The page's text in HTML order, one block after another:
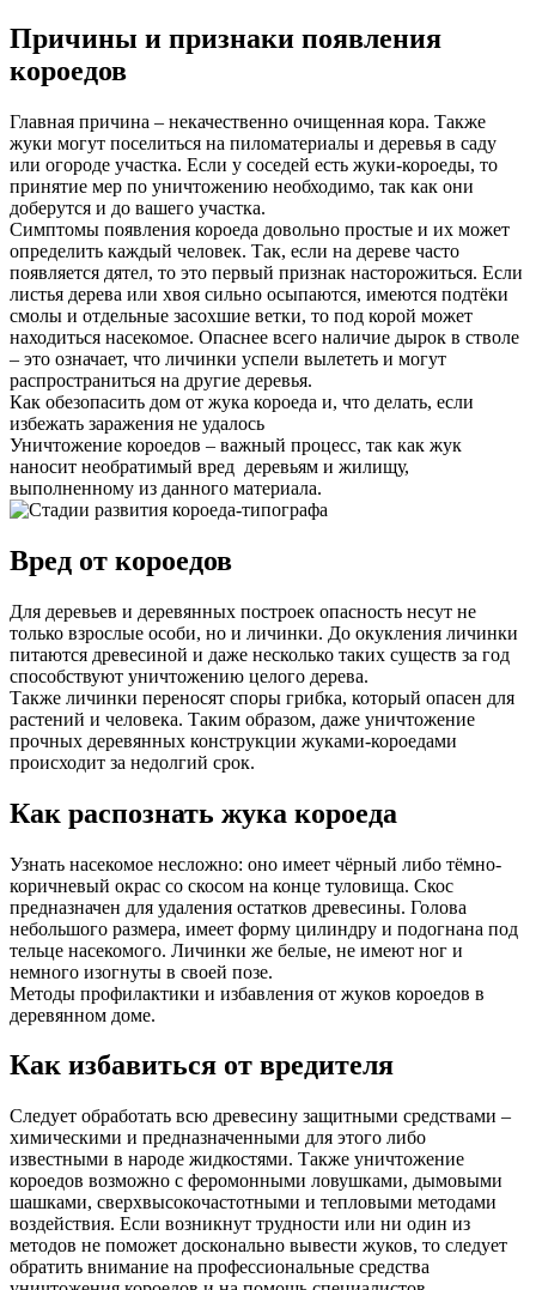
Причины и признаки появления
короедов
Главная причина – некачественно очищенная кора. Также
жуки могут поселиться на пиломатериалы и деревья в саду
или огороде участка. Если у соседей есть жуки-короеды, то
принятие мер по уничтожению необходимо, так как они
доберутся и до вашего участка.
Симптомы появления короеда довольно простые и их может
определить каждый человек. Так, если на дереве часто
появляется дятел, то это первый признак насторожиться. Если
листья дерева или хвоя сильно осыпаются, имеются подтёки
смолы и отдельные засохшие ветки, то под корой может
находиться насекомое. Опаснее всего наличие дырок в стволе
– это означает, что личинки успели вылететь и могут
распространиться на другие деревья.
Как обезопасить дом от жука короеда и, что делать, если
избежать заражения не удалось
Уничтожение короедов – важный процесс, так как жук
наносит необратимый вред деревьям и жилищу,
выполненному из данного материала.
Вред от короедов
Для деревьев и деревянных построек опасность несут не
только взрослые особи, но и личинки. До окукления личинки
питаются древесиной и даже несколько таких существ за год
способствуют уничтожению целого дерева.
Также личинки переносят споры грибка, который опасен для
растений и человека. Таким образом, даже уничтожение
прочных деревянных конструкции жуками-короедами
происходит за недолгий срок.
Как распознать жука короеда
Узнать насекомое несложно: оно имеет чёрный либо тёмно-
коричневый окрас со скосом на конце туловища. Скос
предназначен для удаления остатков древесины. Голова
небольшого размера, имеет форму цилиндру и подогнана под
тельце насекомого. Личинки же белые, не имеют ног и
немного изогнуты в своей позе.
Методы профилактики и избавления от жуков короедов в
деревянном доме.
Как избавиться от вредителя
Следует обработать всю древесину защитными средствами –
химическими и предназначенными для этого либо
известными в народе жидкостями. Также уничтожение
короедов возможно с феромонными ловушками, дымовыми
шашками, сверхвысокочастотными и тепловыми методами
воздействия. Если возникнут трудности или ни один из
методов не поможет досконально вывести жуков, то следует
обратить внимание на профессиональные средства